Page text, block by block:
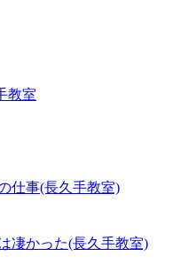
教室
仕事(長久手教室)
凄かった(長久手教室)